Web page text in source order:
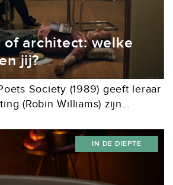
of architect: welke
jij?
Society (1989) geeft leraar
(Robin Williams) zijn
later zullen moeten
de...
IN DE DIEPTE